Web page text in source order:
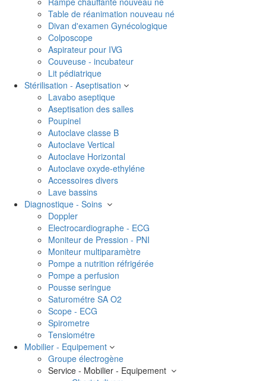
Table de réanimation nouveau né
Divan d'examen Gynécologique
Colposcope
Aspirateur pour IVG
Couveuse - incubateur
Lit pédiatrique
Stérilisation - Aseptisation
Lavabo aseptique
Aseptisation des salles
Poupinel
Autoclave classe B
Autoclave Vertical
Autoclave Horizontal
Autoclave oxyde-ethyléne
Accessoires divers
Lave bassins
Diagnostique - Soins
Doppler
Electrocardiographe - ECG
Moniteur de Pression - PNI
Moniteur multiparamètre
Pompe a nutrition réfrigérée
Pompe a perfusion
Pousse seringue
Saturométre SA O2
Scope - ECG
Spirometre
Tensiométre
Mobilier - Equipement
Groupe électrogène
Service - Mobilier - Equipement